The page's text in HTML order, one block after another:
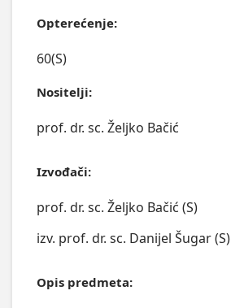
Opterećenje:
60(S)
Nositelji:
prof. dr. sc. Željko Bačić
Izvođači:
prof. dr. sc. Željko Bačić (S)
izv. prof. dr. sc. Danijel Šugar (S)
Opis predmeta: